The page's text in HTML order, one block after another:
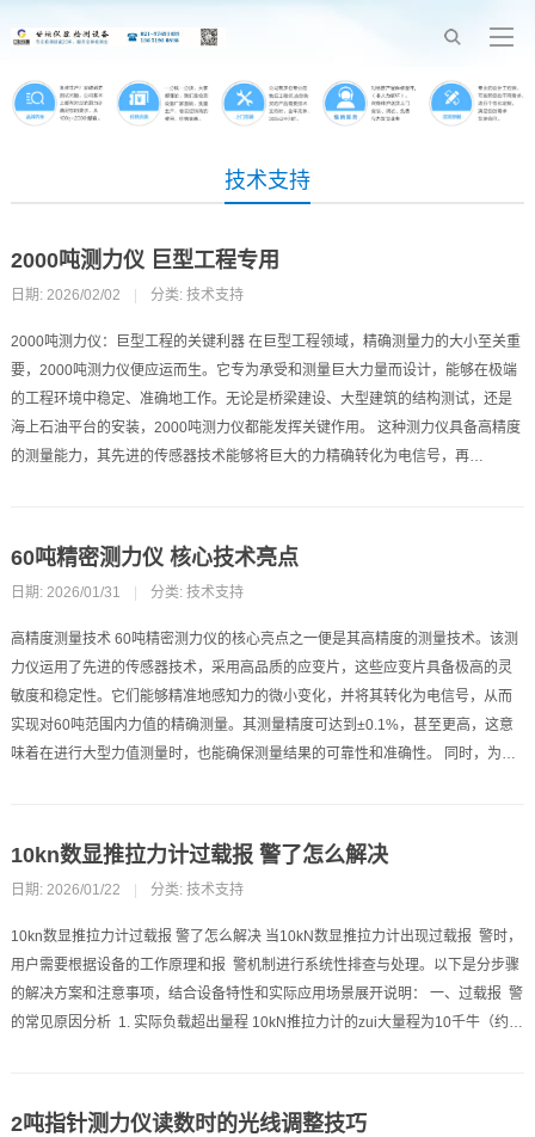
技术支持
2000吨测力仪 巨型工程专用
日期: 2026/02/02 | 分类: 技术支持
2000吨测力仪：巨型工程的关键利器 在巨型工程领域，精确测量力的大小至关重
要，2000吨测力仪便应运而生。它专为承受和测量巨大力量而设计，能够在极端
的工程环境中稳定、准确地工作。无论是桥梁建设、大型建筑的结构测试，还是
海上石油平台的安装，2000吨测力仪都能发挥关键作用。 这种测力仪具备高精度
的测量能力，其先进的传感器技术能够将巨大的力精确转化为电信号，再…
60吨精密测力仪 核心技术亮点
日期: 2026/01/31 | 分类: 技术支持
高精度测量技术 60吨精密测力仪的核心亮点之一便是其高精度的测量技术。该测
力仪运用了先进的传感器技术，采用高品质的应变片，这些应变片具备极高的灵
敏度和稳定性。它们能够精准地感知力的微小变化，并将其转化为电信号，从而
实现对60吨范围内力值的精确测量。其测量精度可达到±0.1%，甚至更高，这意
味着在进行大型力值测量时，也能确保测量结果的可靠性和准确性。 同时，为…
10kn数显推拉力计过载报 警了怎么解决
日期: 2026/01/22 | 分类: 技术支持
10kn数显推拉力计过载报 警了怎么解决 当10kN数显推拉力计出现过载报 警时，
用户需要根据设备的工作原理和报 警机制进行系统性排查与处理。以下是分步骤
的解决方案和注意事项，结合设备特性和实际应用场景展开说明： 一、过载报 警
的常见原因分析 1. 实际负载超出量程 10kN推拉力计的zui大量程为10千牛（约…
2吨指针测力仪读数时的光线调整技巧